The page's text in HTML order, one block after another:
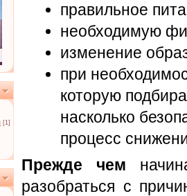
[1]
правильное
необходимую
изменение
при
которую
насколько
процесс
Прежде чем
разобраться с